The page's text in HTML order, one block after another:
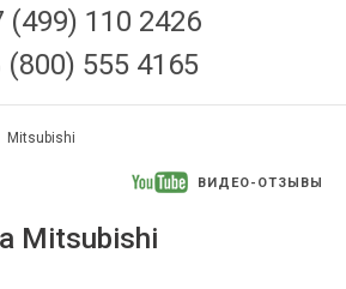
(499) 110 2426
(800) 555 4165
Mitsubishi
ВИДЕО-ОТЗЫВЫ
Mitsubishi